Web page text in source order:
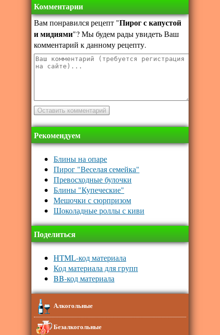
Комментарии
Вам понравился рецепт "Пирог с капустой
и мидиями"? Мы будем рады увидеть Ваш
комментарий к данному рецепту.
Рекомендуем
Блины на опаре
Пирог "Веселая семейка"
Превосходные булочки
Блины "Купеческие"
Мешочки с сюрпризом
Шоколадные роллы с киви
Поделиться
HTML-код материала
Код материала для групп
BB-код материала
Алкогольные
Безалкогольные